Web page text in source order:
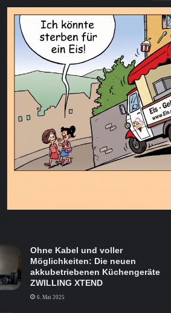
Ohne Kabel und voller
Möglichkeiten: Die neuen
akkubetriebenen Küchengeräte
ZWILLING XTEND
6. Mai 2025